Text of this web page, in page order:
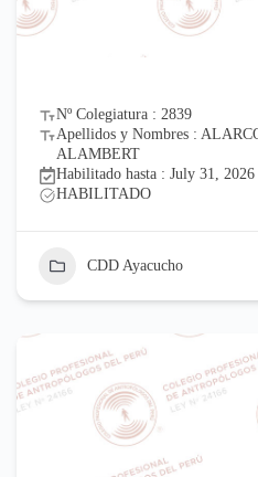
Nº Colegiatura : 2839
Apellidos y Nombres :
ALAMBERT
Habilitado hasta : July 31, 2026
HABILITADO
CDD Ayacucho